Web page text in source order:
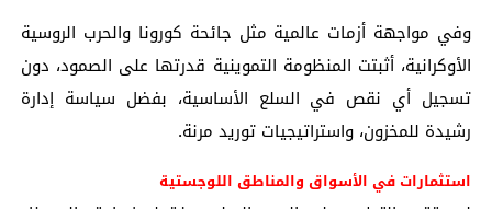
وفي مواجهة أزمات عالمية مثل جائحة كورونا والحرب الروسية
الأوكرانية، أثبتت المنظومة التموينية قدرتها على الصمود، دون
تسجيل أي نقص في السلع الأساسية، بفضل سياسة إدارة
رشيدة للمخزون، واستراتيجيات توريد مرنة.
استثمارات في الأسواق والمناطق اللوجستية